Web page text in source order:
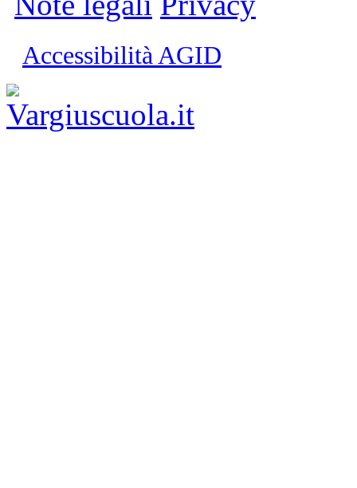
Accessibilità AGID